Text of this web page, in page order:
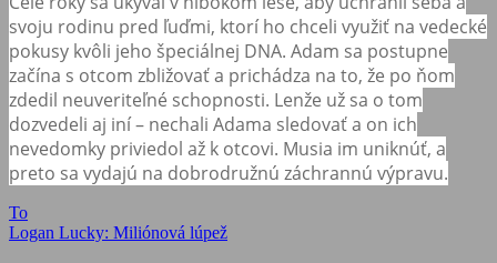
svoju rodinu pred ľuďmi, ktorí ho chceli využiť na vedecké
pokusy kvôli jeho špeciálnej DNA. Adam sa postupne
začína s otcom zbližovať a prichádza na to, že po ňom
zdedil neuveriteľné schopnosti. Lenže už sa o tom
dozvedeli aj iní – nechali Adama sledovať a on ich
nevedomky priviedol až k otcovi. Musia im uniknúť, a
preto sa vydajú na dobrodružnú záchrannú výpravu.
Navigácia
v
Previous
Post:
To
Next
Logan Lucky: Miliónová lúpež